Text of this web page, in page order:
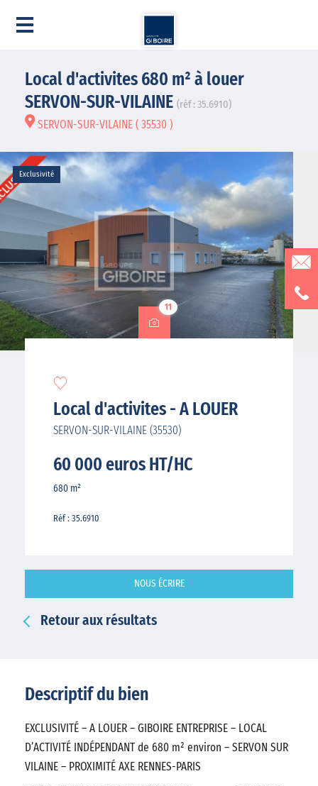
Local d'activites 680 m² à louer
SERVON-SUR-VILAINE (réf : 35.6910)
SERVON-SUR-VILAINE ( 35530 )
Exclusivité
11
Local d'activites - A LOUER
SERVON-SUR-VILAINE (35530)
60 000 euros HT/HC
680 m²
Réf : 35.6910
NOUS ÉCRIRE
Retour aux résultats
Descriptif du bien
EXCLUSIVITÉ – A LOUER – GIBOIRE ENTREPRISE – LOCAL
D’ACTIVITÉ INDÉPENDANT de 680 m² environ – SERVON SUR
VILAINE – PROXIMITÉ AXE RENNES-PARIS